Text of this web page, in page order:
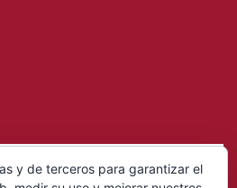
y de terceros para garantizar el